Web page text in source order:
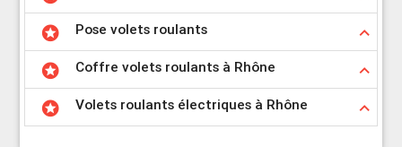
stars keyboard_arrow_up
Pose volets roulants
stars keyboard_arrow_up
Coffre volets roulants à Rhône
stars keyboard_arrow_up
Volets roulants électriques à Rhône